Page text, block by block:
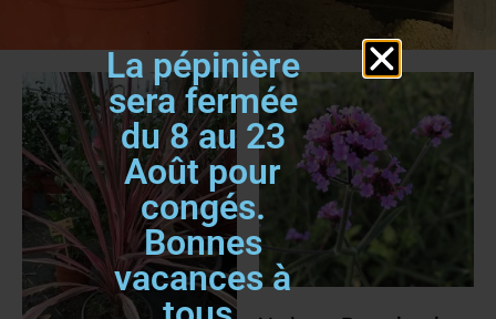
La pépinière
sera fermée
du 8 au 23
Août pour
congés.
Bonnes
vacances à